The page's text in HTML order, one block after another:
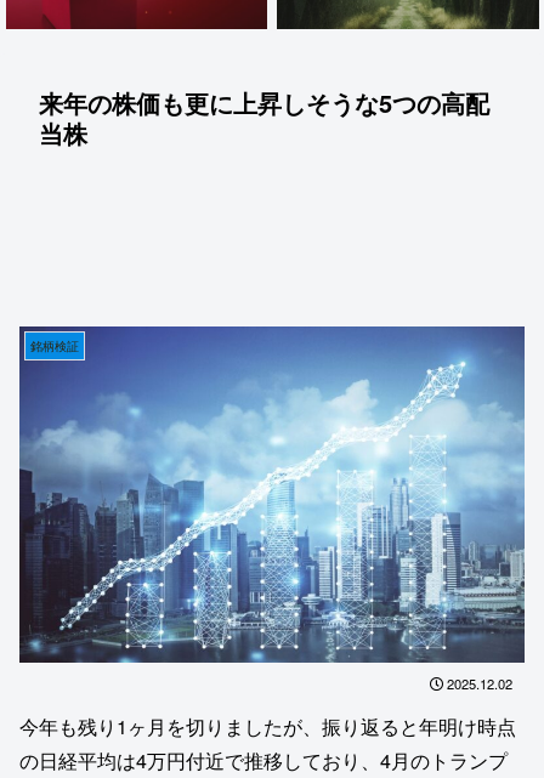
来年の株価も更に上昇しそうな5つの高配
当株
銘柄検証
2025.12.02
今年も残り1ヶ月を切りましたが、振り返ると年明け時点
の日経平均は4万円付近で推移しており、4月のトランプ